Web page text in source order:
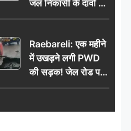
जल निकासी के दावों की
खुली पोल
Raebareli: एक महीने
में उखड़ने लगी PWD
की सड़क! जेल रोड पर
गड्ढे ने खोली निर्माण
की उठी मांग